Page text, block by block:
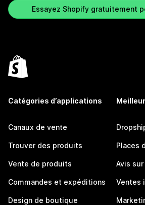
Essayez Shopify gratuitement
Catégories d’applications
Canaux de vente
Trouver des produits
Vente de produits
Commandes et expéditions
Design de boutique
Places
Avis
Ventes